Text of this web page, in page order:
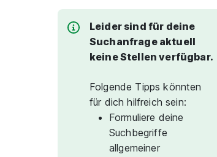
Leider sind für deine
Suchanfrage aktuell
keine Stellen verfügbar.
Folgende Tipps könnten
für dich hilfreich sein:
Formuliere deine
Suchbegriffe
allgemeiner